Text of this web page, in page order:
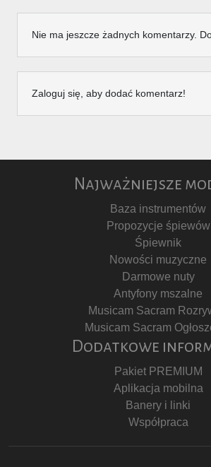
Nie ma jeszcze żadnych komentarzy.
Zaloguj się, aby dodać komentarz!
Najważniejsze
Baza instrumentów
Propozycje śpiewów
Śpiewnik
Nowości muzyczne
Darmowe nuty
Antyfony mszalne
Musicam Sacram
Musicam Sacram
Dodatkowe
Pakiet PREMIUM
Aplikacja mobilna
Banery i linki
Współpraca